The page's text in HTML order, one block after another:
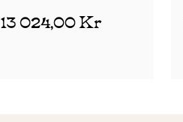
13 024,00 Kr